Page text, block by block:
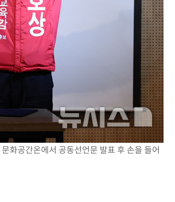
화공간온에서 공동선언문 발표 후 손을 들어